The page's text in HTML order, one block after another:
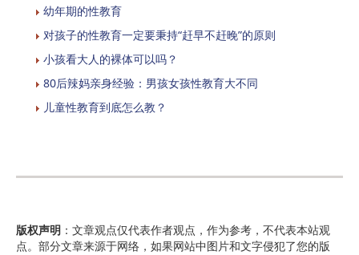
幼年期的性教育
对孩子的性教育一定要秉持“赶早不赶晚”的原则
小孩看大人的裸体可以吗？
80后辣妈亲身经验：男孩女孩性教育大不同
儿童性教育到底怎么教？
版权声明 ：文章观点仅代表作者观点，作为参考，不代表本站观
点。部分文章来源于网络，如果网站中图片和文字侵犯了您的版